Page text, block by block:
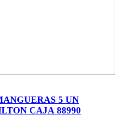
5 UN
CAJA 88990